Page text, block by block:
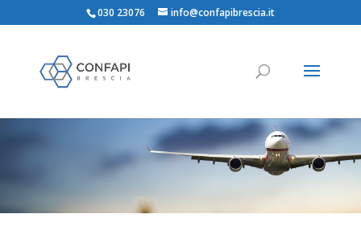
030 23076 info@confapibrescia.it